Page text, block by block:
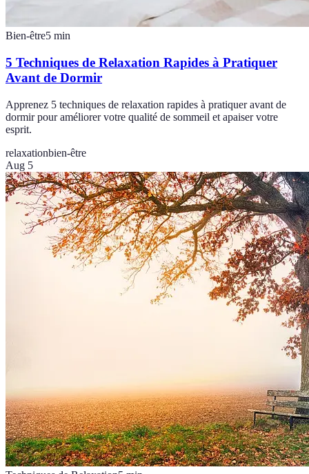
Bien-être5 min
5 Techniques de Relaxation Rapides à Pratiquer
Avant de Dormir
Apprenez 5 techniques de relaxation rapides à pratiquer avant de
dormir pour améliorer votre qualité de sommeil et apaiser votre
esprit.
relaxationbien-être
Aug 5